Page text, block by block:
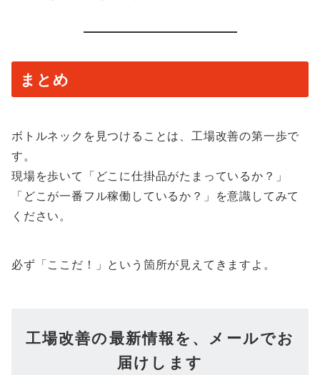
まとめ
ボトルネックを見つけることは、工場改善の第一歩で
す。
現場を歩いて「どこに仕掛品がたまっているか？」
「どこが一番フル稼働しているか？」を意識してみて
ください。
必ず「ここだ！」という箇所が見えてきますよ。
工場改善の最新情報を、メールでお
届けします